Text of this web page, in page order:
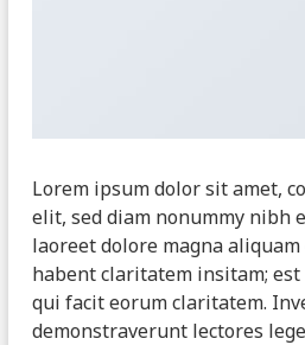
Lorem ipsum dolor sit amet,
elit, sed diam nonummy nibh
laoreet dolore magna
habent claritatem insitam;
qui facit eorum claritatem.
demonstraverunt lectores